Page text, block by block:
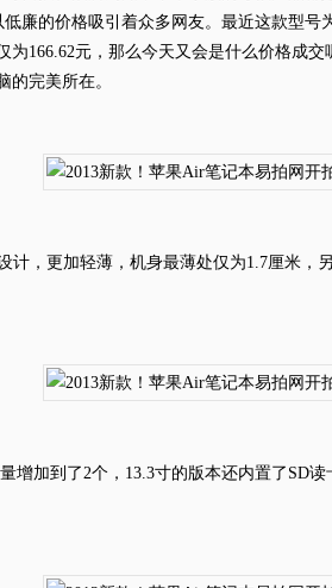
廉的价格吸引着众多网友。最近这款型号
为166.62元，那么今天又会是什么价格成
的完美所在。
，更加轻薄，机身最薄处仅为1.7厘米，
加到了2个，13.3寸的版本还内置了SD读